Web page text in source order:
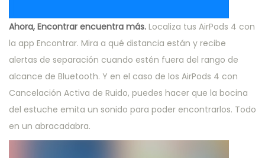
Ahora, Encontrar encuentra más. Localiza tus AirPods 4 con
la app Encontrar. Mira a qué distancia están y recibe
alertas de separación cuando estén fuera del rango de
alcance de Bluetooth. Y en el caso de los AirPods 4 con
Cancelación Activa de Ruido, puedes hacer que la bocina
del estuche emita un sonido para poder encontrarlos. Todo
en un abracadabra.